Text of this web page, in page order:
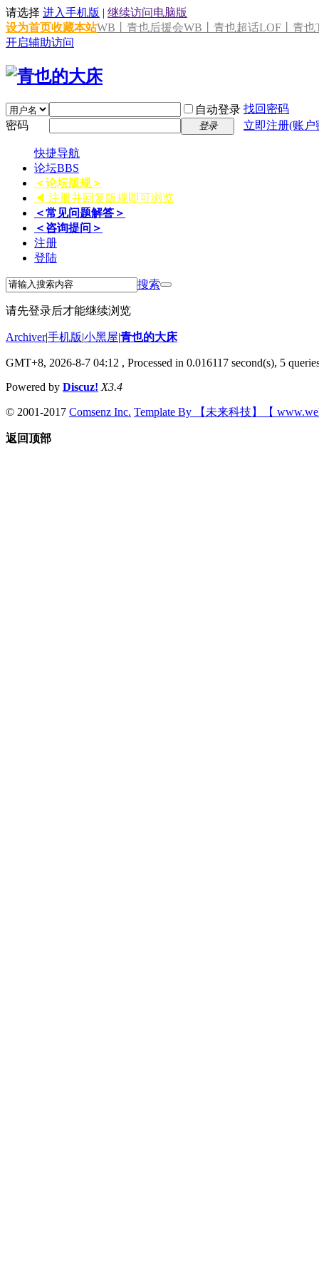
请选择 进入手机版 | 继续访问电脑版
设为首页收藏本站WB丨青也后援会WB丨青也超话LOF丨青也
开启辅助访问
自动登录 找回密码
密码
登录 立即注册(账
快捷导航
论坛BBS
＜论坛版规＞
◀ 注册并回复版规即可浏览
＜常见问题解答＞
＜咨询提问＞
注册
登陆
搜索
请先登录后才能继续浏览
Archiver|手机版|小黑屋|青也的大床
GMT+8, 2026-8-7 04:12 , Processed in 0.016117 second(s), 5
Powered by Discuz! X3.4
© 2001-2017 Comsenz Inc. Template By 【未来科技】【
返回顶部